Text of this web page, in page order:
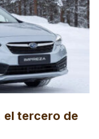
el tercero de